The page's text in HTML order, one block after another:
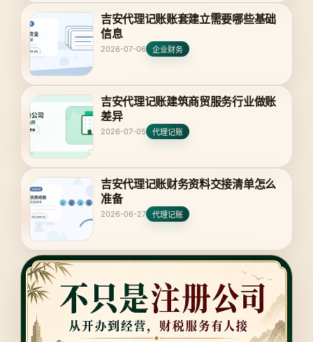
吉安代理记账账套建立需要哪些基础
信息
2026-07-06 企业财务
吉安代理记账建筑商贸服务行业做账
差异
2026-07-05 代理记账
吉安代理记账财务资料交接清单怎么
准备
2026-06-27 代理记账